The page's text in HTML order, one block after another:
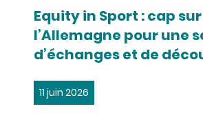
Equity in Sport : cap sur
l’Allemagne pour une
d’échanges et de
11 juin 2026